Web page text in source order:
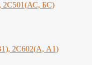
2С501(АС, БС)
2С602(А, А1)